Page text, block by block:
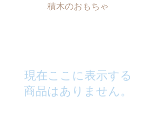
積木のおもちゃ
現在ここに表示する
商品はありません。